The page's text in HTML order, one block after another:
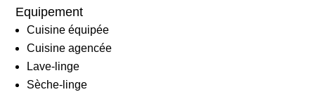
Equipement
Cuisine équipée
Cuisine agencée
Lave-linge
Sèche-linge